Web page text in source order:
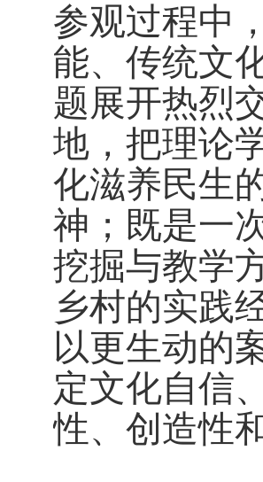
参观过程中
能、传统文
题展开热烈
地，把理论
化滋养民生
神；既是一
挖掘与教学
乡村的实践
以更生动的
定文化自信
性、创造性